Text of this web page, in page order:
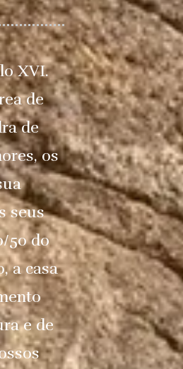
XVI.
de
de
os
seus
50 do
a casa
e de